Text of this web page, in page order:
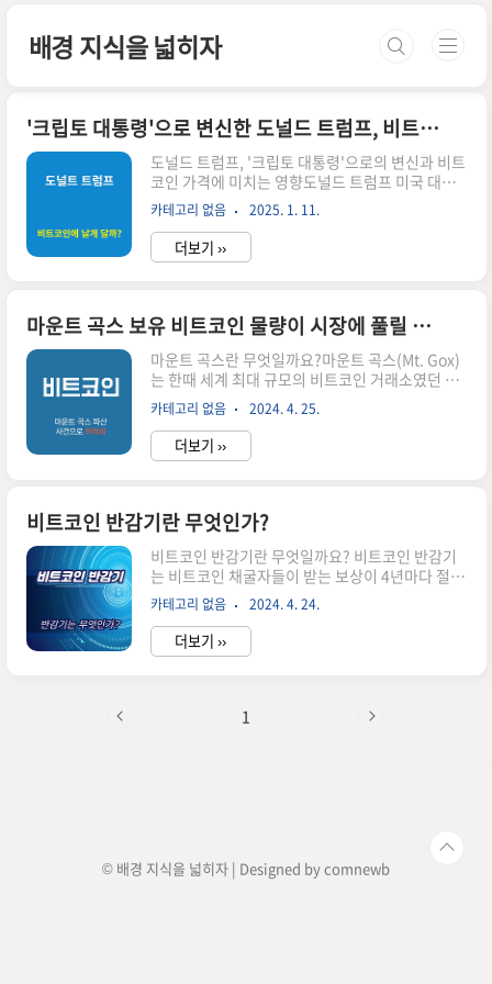
배경 지식을 넓히자
'크립토 대통령'으로 변신한 도널드 트럼프, 비트코인에 날개 달까?
도널드 트럼프, '크립토 대통령'으로의 변신과 비트
코인 가격에 미치는 영향도널드 트럼프 미국 대통
령 당선인이 '크립토(가상자산) 대통령'을 자처하
며 취임을 앞두고, 비트코인을 비롯한 가상자산 가
격 상승에 대한 투자자들의 관심이 집중되고 있습
니다. 트럼프 당선인의 친가상자산 정책에 대한 기
후 가격 움직임에 대한 기대와 우려가 교차하고 있
습니다. 이번 글에서는 트럼프 당선인의 정책 변화
가 가상자산 시장에 미치는 영향과 투자자들이 주
목해야 할 주요 요소들을 심도 있게 분석해보겠습
니다.트럼프의 '크립토 대통령' 선언도널드 트럼프
당선인은 지난해 7월 미국 테네시주 내슈빌에서 열
린 ‘비트코인 콘퍼런스 2024’에 참석..
카테고리 없음 2025. 1. 11.
더보기 ››
마운트 곡스 보유 비트코인 물량이 시장에 풀릴 수도
마운트 곡스란 무엇일까요?마운트 곡스(Mt. Gox)
는 한때 세계 최대 규모의 비트코인 거래소였던 일
본 기업입니다. 2010년 7월에 설립되어 비트코인
거래뿐 아니라 다른 암호화폐 거래도 지원했습니
다. 마운트 곡스는 초기 비트코인 시장 발전에 중요
한 역할을 했지만, 2014년 2월 해킹 피해로 인해
하는 막대한 손실이었습니다.마운트 곡스의 파산
사건 경위 2011년: 마운트 곡스는 비트코인 거래소
로서 큰 성공을 거둡니다.2014년 2월: 해커 공격으
로 인해 80만 개의 비트코인이 도난 당합니
다.2014년 2월: 마운트 곡스는 파산 신청을 합니
다.2017년: 일본 법원은 마운트 곡스의 파산 절차
를 개시합니다..
카테고리 없음 2024. 4. 25.
더보기 ››
비트코인 반감기란 무엇인가?
비트코인 반감기란 무엇일까요? 비트코인 반감기
는 비트코인 채굴자들이 받는 보상이 4년마다 절반
으로 줄어드는 사건입니다. 이는 비트코인 네트워
크의 채굴 블록 보상이 감소하는 것을 의미하며, 대
략 210,000 블록마다 발생합니다. 쉽게 말해, 새로
운 비트코인이 발행되는 속도가 절반으로 줄어드는
트코인 반감기의 중요성 비트코인 반감기가 중요한
카테고리 없음 2024. 4. 24.
더보기 ››
1
© 배경 지식을 넓히자 | Designed bycomnewb